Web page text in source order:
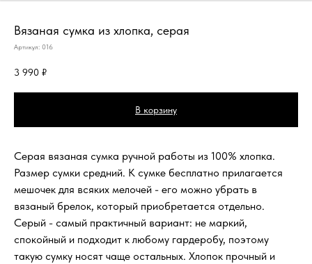
Вязаная сумка из хлопка, серая
Артикул: 016
3 990 ₽
В корзину
Серая вязаная сумка ручной работы из 100% хлопка.
Размер сумки средний. К сумке бесплатно прилагается
мешочек для всяких мелочей - его можно убрать в
вязаный брелок, который приобретается отдельно.
Серый - самый практичный вариант: не маркий,
спокойный и подходит к любому гардеробу, поэтому
такую сумку носят чаще остальных. Хлопок прочный и